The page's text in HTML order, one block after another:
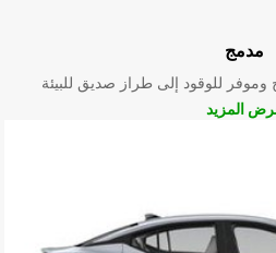
مدمج
للوقود إلى طراز صديق للبيئة
المزيد